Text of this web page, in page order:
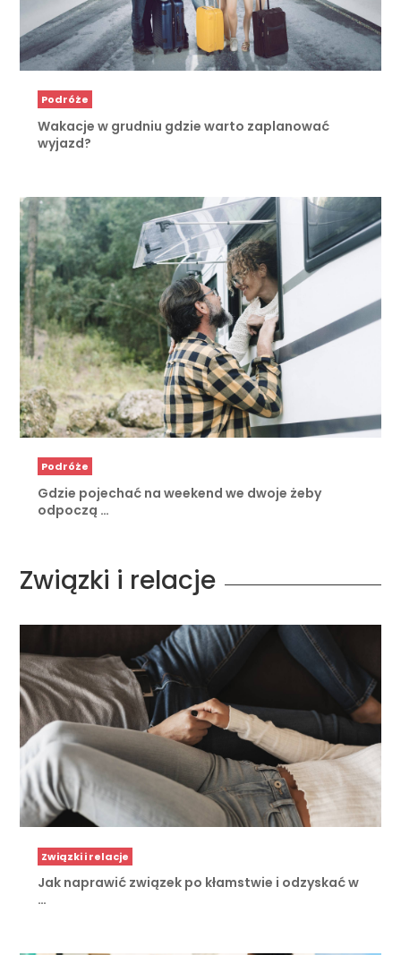
Podróże
Wakacje w grudniu gdzie warto zaplanować
wyjazd?
Podróże
Gdzie pojechać na weekend we dwoje żeby
odpoczą …
Związki i relacje
Związki i relacje
Jak naprawić związek po kłamstwie i odzyskać w
…